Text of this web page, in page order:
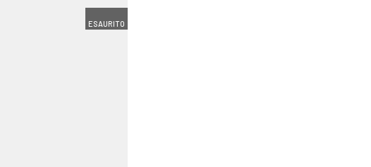
ESAURITO